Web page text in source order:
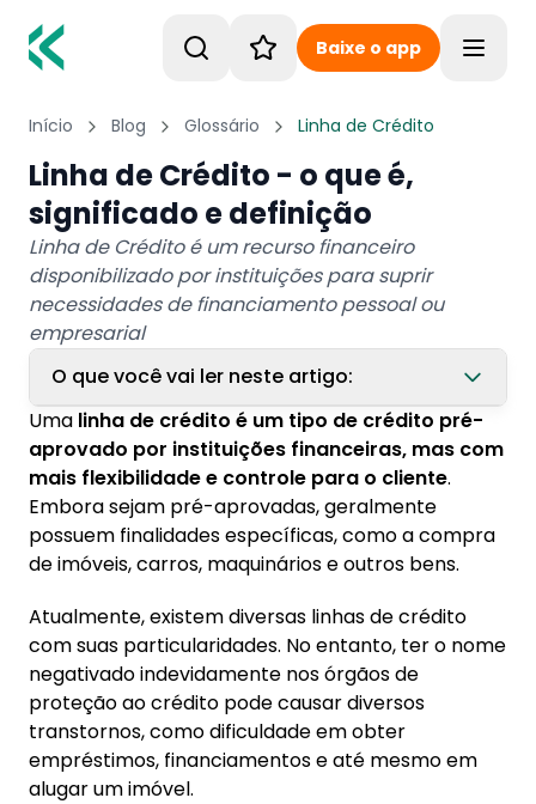
Baixe o app
Início Blog Glossário Linha de Crédito
Linha de Crédito - o que é,
significado e definição
Linha de Crédito é um recurso financeiro
disponibilizado por instituições para suprir
necessidades de financiamento pessoal ou
empresarial
O que você vai ler neste artigo:
1. Tipos de linhas de crédito
1.1. Empréstimo pessoal
1.2. Crédito consignado
1.3. Crédito para veículos
1.5. Cheque especial
2. Dicas para contratar uma linha de crédito
com segurança
Uma linha de crédito é um tipo de crédito pré-
aprovado por instituições financeiras, mas com
mais flexibilidade e controle para o cliente.
Embora sejam pré-aprovadas, geralmente
possuem finalidades específicas, como a compra
de imóveis, carros, maquinários e outros bens.
Atualmente, existem diversas linhas de crédito
com suas particularidades. No entanto, ter o nome
negativado indevidamente nos órgãos de
proteção ao crédito pode causar diversos
transtornos, como dificuldade em obter
empréstimos, financiamentos e até mesmo em
alugar um imóvel.